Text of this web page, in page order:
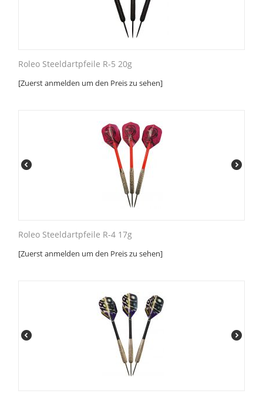
Roleo Steeldartpfeile R-5 20g
[Zuerst anmelden um den Preis zu sehen]
Roleo Steeldartpfeile R-4 17g
[Zuerst anmelden um den Preis zu sehen]